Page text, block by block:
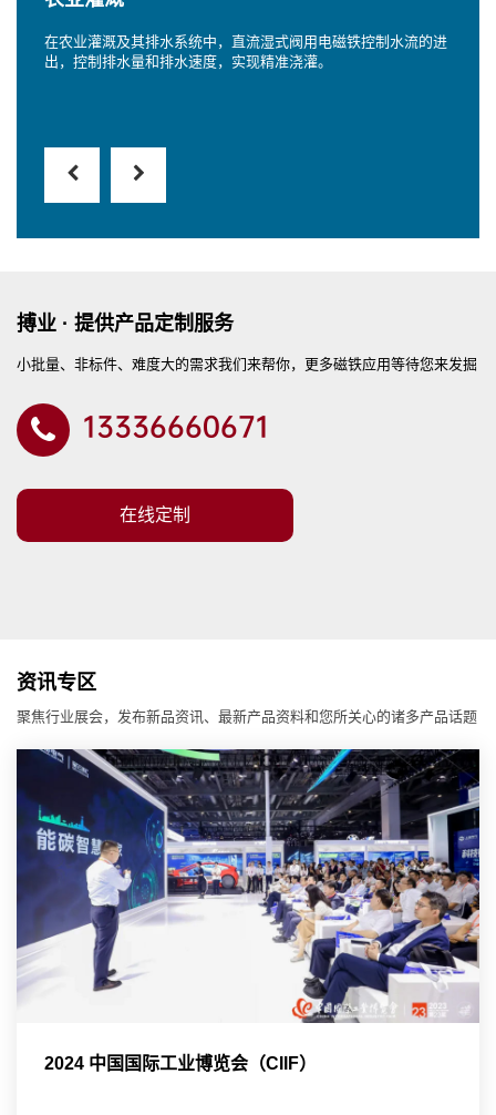
在农业灌溉及其排水系统中，直流湿式阀用电磁铁控制水流的进
出，控制排水量和排水速度，实现精准浇灌。
搏业 · 提供产品定制服务
小批量、非标件、难度大的需求我们来帮你，更多磁铁应用等待您来发掘
13336660671
在线定制
资讯专区
聚焦行业展会，发布新品资讯、最新产品资料和您所关心的诸多产品话题
2024 中国国际工业博览会（CIIF）